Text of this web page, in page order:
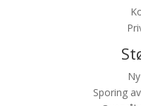
Sporing